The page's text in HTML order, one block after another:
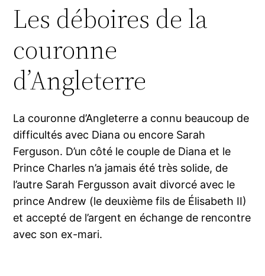
Les déboires de la
couronne
d’Angleterre
La couronne d’Angleterre a connu beaucoup de
difficultés avec Diana ou encore Sarah
Ferguson. D’un côté le couple de Diana et le
Prince Charles n’a jamais été très solide, de
l’autre Sarah Fergusson avait divorcé avec le
prince Andrew (le deuxième fils de Élisabeth II)
et accepté de l’argent en échange de rencontre
avec son ex-mari.